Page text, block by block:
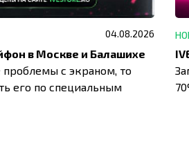
04.08.2026
в Москве и Балашихе
проблемы с экраном, то
его по специальным